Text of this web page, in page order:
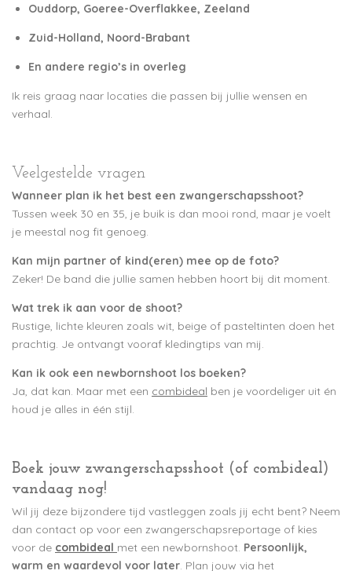
Ouddorp, Goeree-Overflakkee, Zeeland
Zuid-Holland, Noord-Brabant
En andere regio’s in overleg
Ik reis graag naar locaties die passen bij jullie wensen en
verhaal.
Veelgestelde vragen
Wanneer plan ik het best een zwangerschapsshoot?
Tussen week 30 en 35, je buik is dan mooi rond, maar je voelt
je meestal nog fit genoeg.
Kan mijn partner of kind(eren) mee op de foto?
Zeker! De band die jullie samen hebben hoort bij dit moment.
Wat trek ik aan voor de shoot?
Rustige, lichte kleuren zoals wit, beige of pasteltinten doen het
prachtig. Je ontvangt vooraf kledingtips van mij.
Kan ik ook een newbornshoot los boeken?
Ja, dat kan. Maar met een combideal ben je voordeliger uit én
houd je alles in één stijl.
Boek jouw zwangerschapsshoot (of combideal)
vandaag nog!
Wil jij deze bijzondere tijd vastleggen zoals jij echt bent? Neem
dan contact op voor een zwangerschapsreportage of kies
voor de combideal met een newbornshoot. Persoonlijk,
warm en waardevol voor later. Plan jouw via het